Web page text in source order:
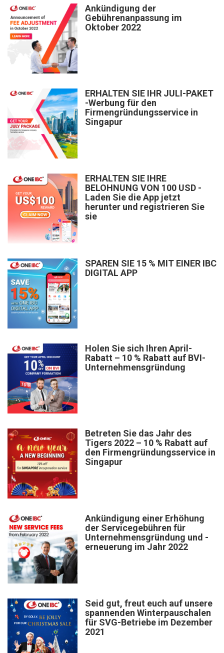
Ankündigung der
Gebührenanpassung im
Oktober 2022
ERHALTEN SIE IHR JULI-PAKET
-Werbung für den
Firmengründungsservice in
Singapur
ERHALTEN SIE IHRE
BELOHNUNG VON 100 USD -
Laden Sie die App jetzt
herunter und registrieren Sie
sie
SPAREN SIE 15 % MIT EINER IBC
DIGITAL APP
Holen Sie sich Ihren April-
Rabatt – 10 % Rabatt auf BVI-
Unternehmensgründung
Betreten Sie das Jahr des
Tigers 2022 – 10 % Rabatt auf
den Firmengründungsservice in
Singapur
Ankündigung einer Erhöhung
der Servicegebühren für
Unternehmensgründung und -
erneuerung im Jahr 2022
Seid gut, freut euch auf unsere
spannenden Winterpauschalen
für SVG-Betriebe im Dezember
2021